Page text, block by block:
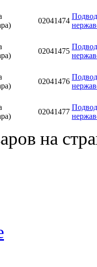
02041474
02041475
02041476
02041477
на